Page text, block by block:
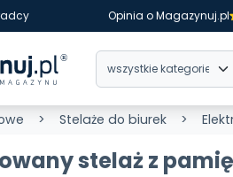
Opinia o Magazynuj.pl
Stelaże do biurek
stelaż z